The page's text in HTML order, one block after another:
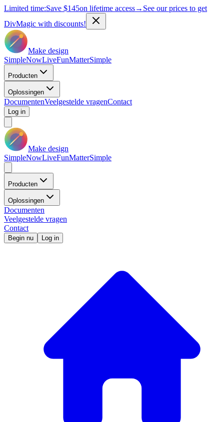
Limited time:Save $145on lifetime access→ See our prices to get
DivMagic with discounts!
Make design
SimpleNowLiveFunMatterSimple
Producten
Oplossingen
DocumentenVeelgestelde vragenContact
Log in
Make design
SimpleNowLiveFunMatterSimple
Producten
Oplossingen
Documenten
Veelgestelde vragen
Contact
Begin nu Log in